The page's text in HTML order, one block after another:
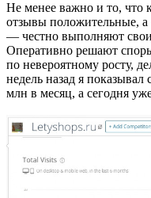
Не менее важно и то, что
отзывы положительные, а
— честно выполняют свои
Оперативно решают
по невероятному росту,
недель назад я
млн в месяц, а сегодня